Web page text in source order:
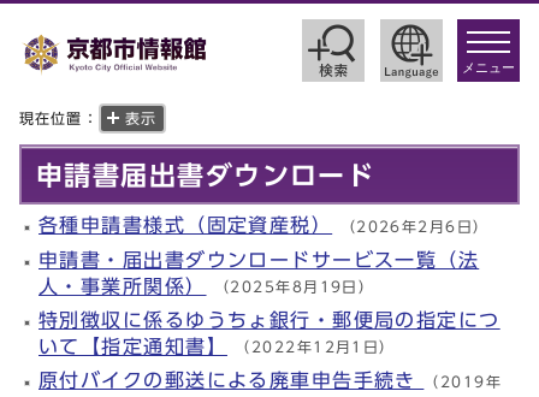
toggle
メニュー
現在位置： 表示
申請書届出書ダウンロード
各種申請書様式（固定資産税） （2026年2月6日）
申請書・届出書ダウンロードサービス一覧（法
人・事業所関係） （2025年8月19日）
特別徴収に係るゆうちょ銀行・郵便局の指定につ
いて【指定通知書】 （2022年12月1日）
原付バイクの郵送による廃車申告手続き （2019年